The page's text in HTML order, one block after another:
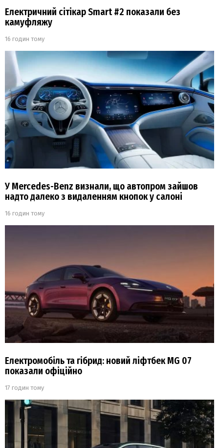
Електричний сітікар Smart #2 показали без
камуфляжу
16 годин тому
У Mercedes-Benz визнали, що автопром зайшов
надто далеко з видаленням кнопок у салоні
16 годин тому
Електромобіль та гібрид: новий ліфтбек MG 07
показали офіційно
17 годин тому